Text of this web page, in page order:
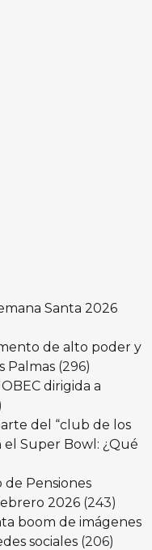
Santa 2026
de alto poder y
Palmas (296)
dirigida a
del “club de los
el Super Bowl: ¿Qué
Pensiones
2026 (243)
boom de imágenes
sociales (206)